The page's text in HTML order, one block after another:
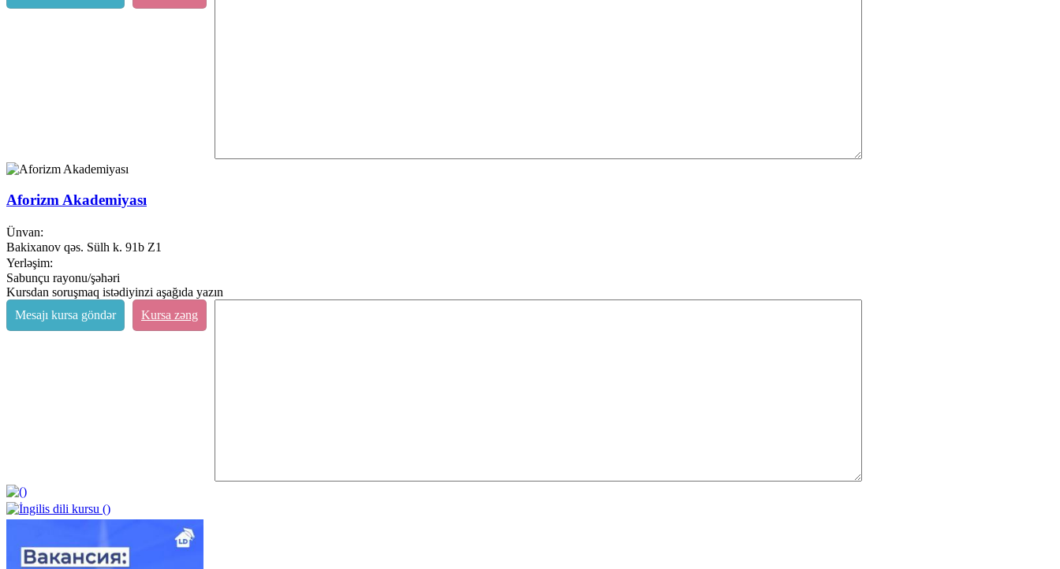
Aforizm Akademiyası
Ünvan:
Bakixanov qəs. Sülh k. 91b Z1
Yerləşim:
Sabunçu rayonu/şəhəri
Kursdan soruşmaq istədiyinzi aşağıda yazın
Mesajı kursa göndər
Kursa zəng